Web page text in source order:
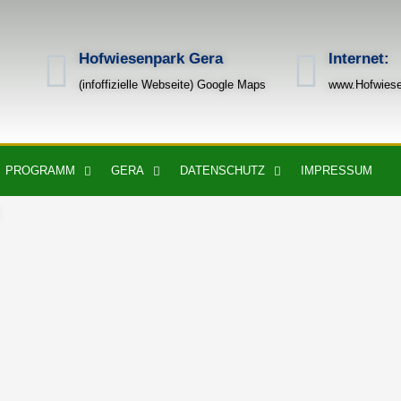
Hofwiesenpark Gera
(infoffizielle Webseite) Google Maps
Internet:
PROGRAMM GERA DATENSCHUTZ IMPRESSUM